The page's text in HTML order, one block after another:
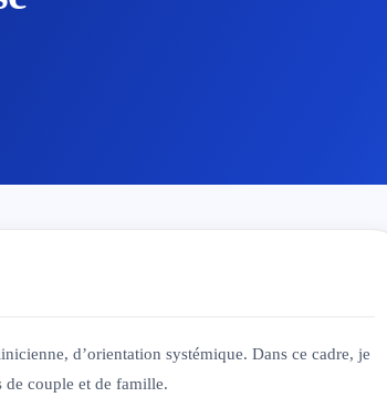
d’orientation systémique. Dans ce cadre, je
de couple et de famille.